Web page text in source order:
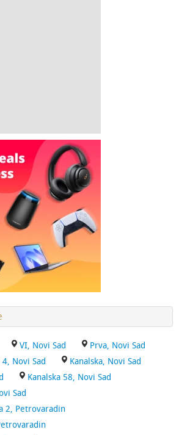
VI, Novi Sad
Prva, Novi Sad
Novi Sad
Kanalska, Novi Sad
Kanalska 58, Novi Sad
Sad
2, Petrovaradin